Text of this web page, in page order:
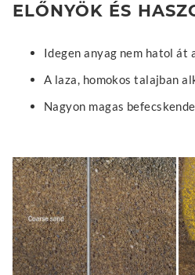
ELŐNYÖK ÉS
Idegen anyag nem hatol át
A laza, homokos talajban
Nagyon magas